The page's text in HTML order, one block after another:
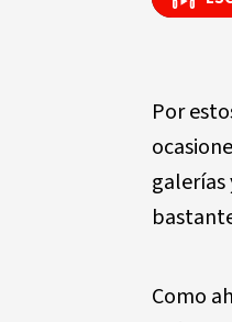
Por
galerías
Como